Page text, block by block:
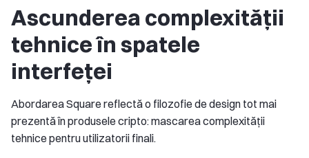
Ascunderea complexității
tehnice în spatele
interfeței
Abordarea Square reflectă o filozofie de design tot mai
prezentă în produsele cripto: mascarea complexității
tehnice pentru utilizatorii finali.